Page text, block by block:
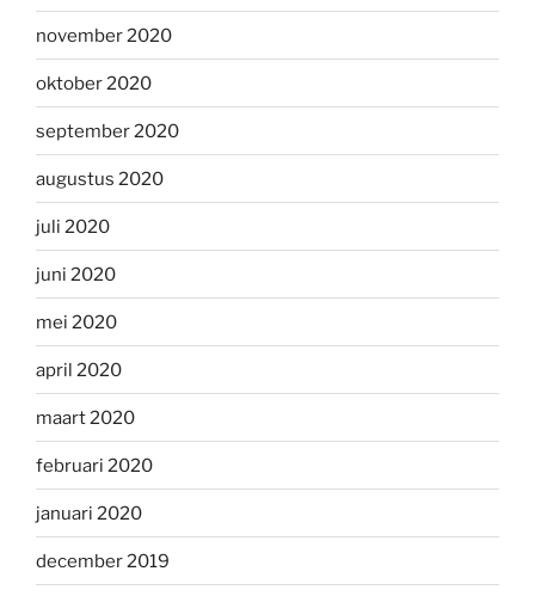
november 2020
oktober 2020
september 2020
augustus 2020
juli 2020
juni 2020
mei 2020
april 2020
maart 2020
februari 2020
januari 2020
december 2019